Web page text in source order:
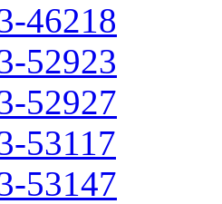
46218
52923
52927
53117
53147